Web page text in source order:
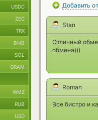
Добавить
Stan
Отличный
обмена)))
Roman
Все бистро и
USDC
ZEC
TRX
BNB
SOL
GRAM
WMZ
RUB
USD